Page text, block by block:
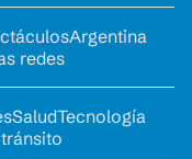
Argentina
redes
SaludTecnología